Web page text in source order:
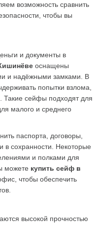
возможность сравнить
чтобы вы
и документы в
оснащены
и надёжными замками. В
попытки взлома,
Такие сейфы подходят для
малого и среднего
паспорта, договоры,
в сохранности. Некоторые
и полками для
можете купить сейф в
чтобы обеспечить
высокой прочностью